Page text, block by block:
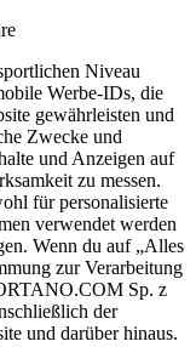
Niveau
Werbe-IDs, die
gewährleisten und
Zwecke und
und Anzeigen auf
zu messen.
für personalisierte
verwendet werden
Wenn du auf „Alles
zur Verarbeitung
Sp. z
der
und darüber hinaus.